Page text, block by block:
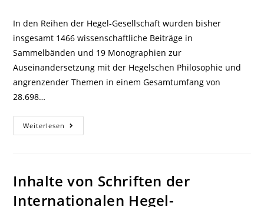
In den Reihen der Hegel-Gesellschaft wurden bisher
insgesamt 1466 wissenschaftliche Beiträge in
Sammelbänden und 19 Monographien zur
Auseinandersetzung mit der Hegelschen Philosophie und
angrenzender Themen in einem Gesamtumfang von
28.698…
Weiterlesen Auswertung
Von
Gesellschaft
Inhalte von Schriften der
Internationalen Hegel-